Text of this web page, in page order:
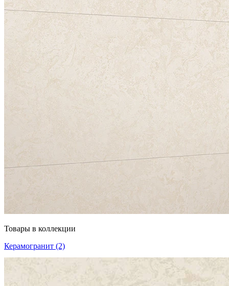
Товары в коллекции
Керамогранит (2)